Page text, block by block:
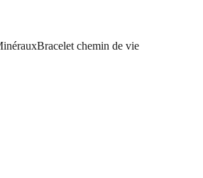
Bracelet chemin de vie